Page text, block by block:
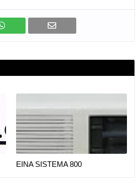
EINA SISTEMA 800